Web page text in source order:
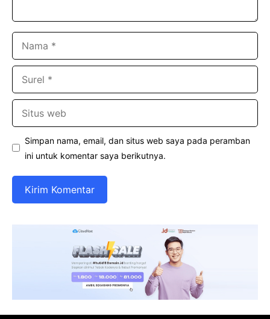
Simpan nama, email, dan situs web saya pada peramban
ini untuk komentar saya berikutnya.